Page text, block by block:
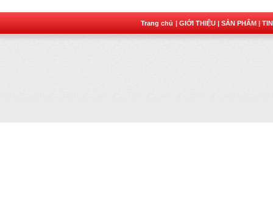
Trang chủ | GIỚI THIỆU | SẢN PHẨM |